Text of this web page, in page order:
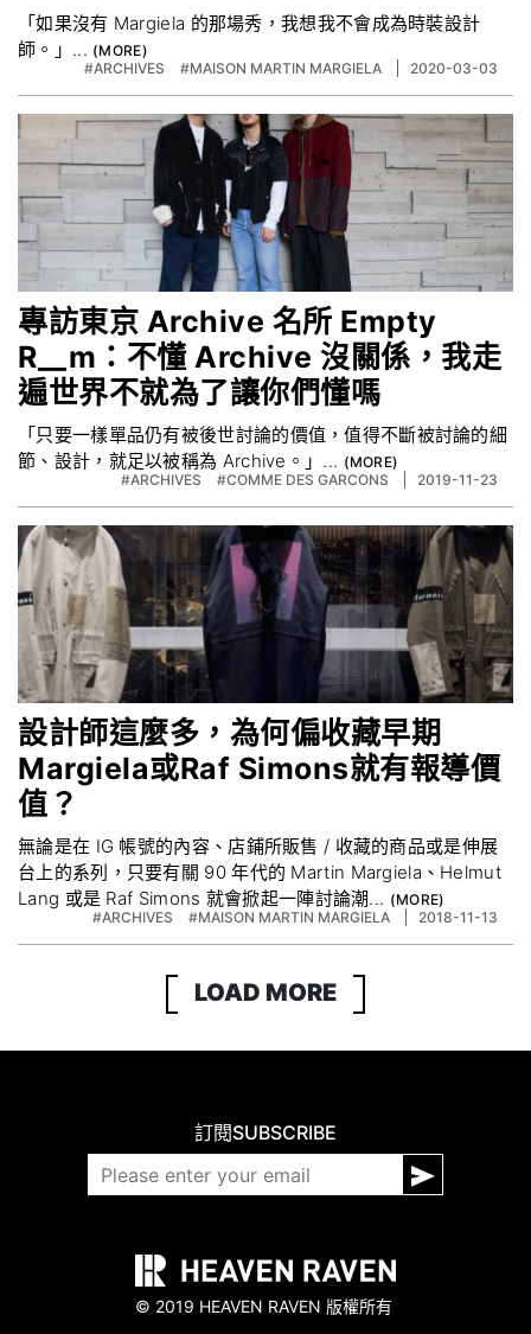
「如果沒有 Margiela 的那場秀，我想我不會成為時裝設計
師。」...
#ARCHIVES #MAISON MARTIN MARGIELA 2020-03-03
專訪東京 Archive 名所 Empty
R__m：不懂 Archive 沒關係，我走
遍世界不就為了讓你們懂嗎
「只要一樣單品仍有被後世討論的價值，值得不斷被討論的細
節、設計，就足以被稱為 Archive。」...
#ARCHIVES #COMME DES GARCONS 2019-11-23
設計師這麼多，為何偏收藏早期
Margiela或Raf Simons就有報導價
值？
無論是在 IG 帳號的內容、店鋪所販售 / 收藏的商品或是伸展
台上的系列，只要有關 90 年代的 Martin Margiela、Helmut
Lang 或是 Raf Simons 就會掀起一陣討論潮...
#ARCHIVES #MAISON MARTIN MARGIELA 2018-11-13
LOAD MORE
訂閱SUBSCRIBE
© 2019 HEAVEN RAVEN 版權所有